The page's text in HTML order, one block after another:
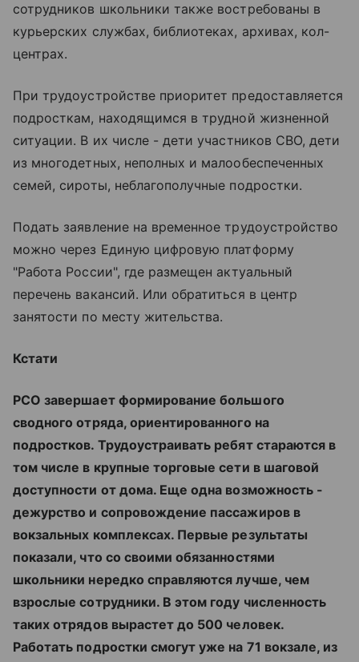
сотрудников школьники также востребованы в
курьерских службах, библиотеках, архивах, кол-
центрах.
При трудоустройстве приоритет предоставляется
подросткам, находящимся в трудной жизненной
ситуации. В их числе - дети участников СВО, дети
из многодетных, неполных и малообеспеченных
семей, сироты, неблагополучные подростки.
Подать заявление на временное трудоустройство
можно через Единую цифровую платформу
"Работа России", где размещен актуальный
перечень вакансий. Или обратиться в центр
занятости по месту жительства.
Кстати
РСО завершает формирование большого
сводного отряда, ориентированного на
подростков. Трудоустраивать ребят стараются в
том числе в крупные торговые сети в шаговой
доступности от дома. Еще одна возможность -
дежурство и сопровождение пассажиров в
вокзальных комплексах. Первые результаты
показали, что со своими обязанностями
школьники нередко справляются лучше, чем
взрослые сотрудники. В этом году численность
таких отрядов вырастет до 500 человек.
Работать подростки смогут уже на 71 вокзале, из